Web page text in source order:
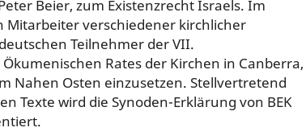
Beier, zum Existenzrecht Israels. Im
Mitarbeiter verschiedener kirchlicher
Teilnehmer der VII.
Rates der Kirchen in Canberra,
Nahen Osten einzusetzen. Stellvertretend
Texte wird die Synoden-Erklärung von BEK